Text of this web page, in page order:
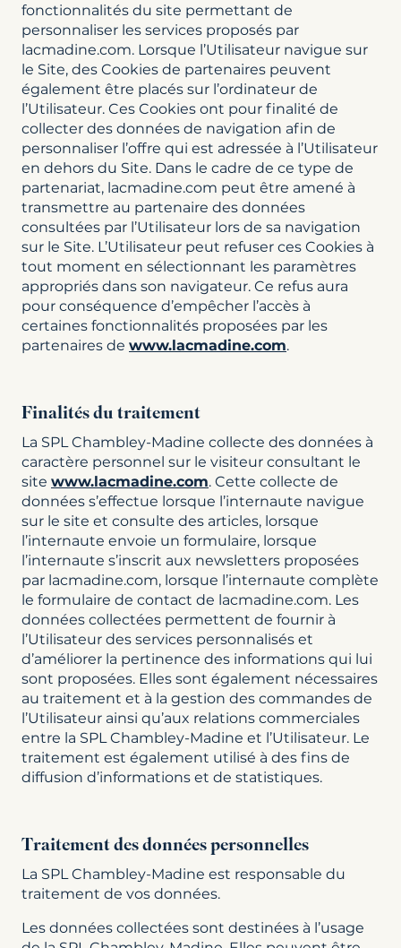
fonctionnalités du site permettant de
personnaliser les services proposés par
lacmadine.com. Lorsque l’Utilisateur navigue sur
le Site, des Cookies de partenaires peuvent
également être placés sur l’ordinateur de
l’Utilisateur. Ces Cookies ont pour finalité de
collecter des données de navigation afin de
personnaliser l’offre qui est adressée à l’Utilisateur
en dehors du Site. Dans le cadre de ce type de
partenariat, lacmadine.com peut être amené à
transmettre au partenaire des données
consultées par l’Utilisateur lors de sa navigation
sur le Site. L’Utilisateur peut refuser ces Cookies à
tout moment en sélectionnant les paramètres
appropriés dans son navigateur. Ce refus aura
pour conséquence d’empêcher l’accès à
certaines fonctionnalités proposées par les
partenaires de www.lacmadine.com.
Finalités du traitement
La SPL Chambley-Madine collecte des données à
caractère personnel sur le visiteur consultant le
site www.lacmadine.com. Cette collecte de
données s’effectue lorsque l’internaute navigue
sur le site et consulte des articles, lorsque
l’internaute envoie un formulaire, lorsque
l’internaute s’inscrit aux newsletters proposées
par lacmadine.com, lorsque l’internaute complète
le formulaire de contact de lacmadine.com. Les
données collectées permettent de fournir à
l’Utilisateur des services personnalisés et
d’améliorer la pertinence des informations qui lui
sont proposées. Elles sont également nécessaires
au traitement et à la gestion des commandes de
l’Utilisateur ainsi qu’aux relations commerciales
entre la SPL Chambley-Madine et l’Utilisateur. Le
traitement est également utilisé à des fins de
diffusion d’informations et de statistiques.
Traitement des données personnelles
La SPL Chambley-Madine est responsable du
traitement de vos données.
Les données collectées sont destinées à l’usage